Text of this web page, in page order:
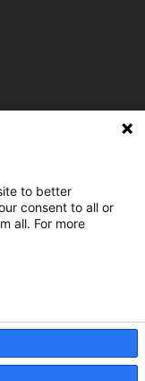
to better
consent to all or
all. For more